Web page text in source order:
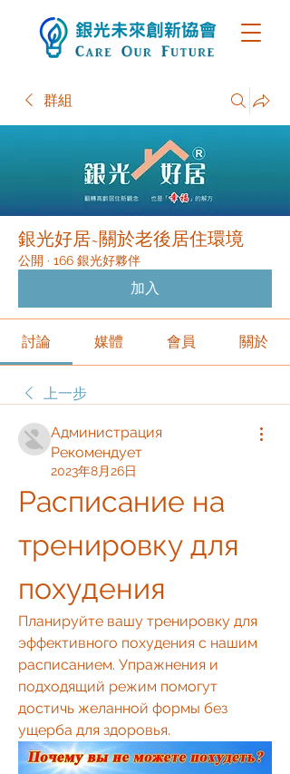
群組
銀光好居~關於老後居住環境
公開 · 166 銀光好夥伴
加入
討論 媒體 會員 關於
上一步
Администрация
Рекомендует
2023年8月26日
Расписание на
тренировку для
похудения
Планируйте вашу тренировку для
эффективного похудения с нашим
расписанием. Упражнения и
подходящий режим помогут
достичь желанной формы без
ущерба для здоровья.